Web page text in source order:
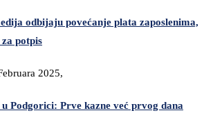
odbijaju povećanje plata zaposlenima,
potpis
2025,
Podgorici: Prve kazne već prvog dana